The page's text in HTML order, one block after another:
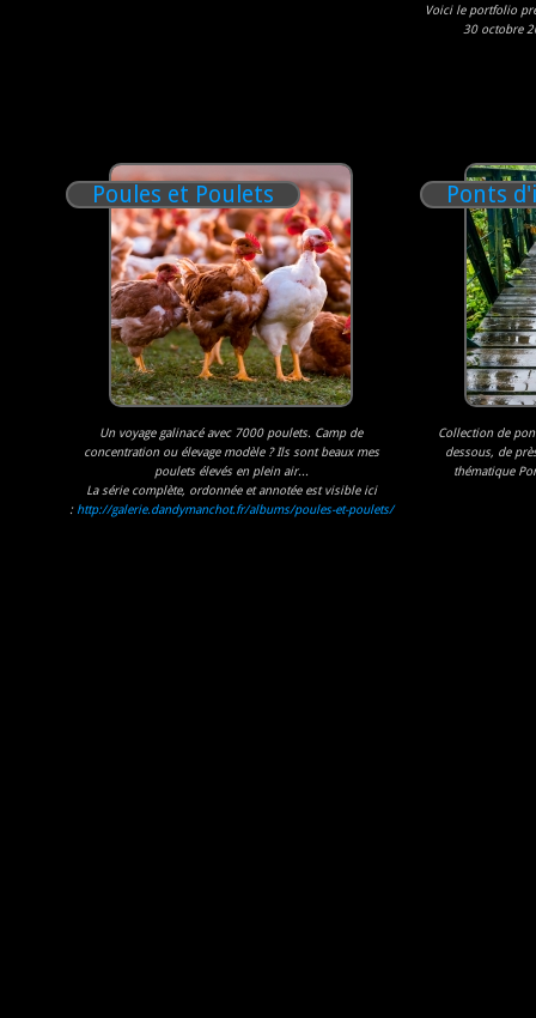
Voici le portfolio
30 octobre
Poules et Poulets
Un voyage galinacé avec 7000 poulets. Camp de
concentration ou élevage modèle ? Ils sont beaux mes
poulets élevés en plein air...
La série complète, ordonnée et annotée est visible ici
: http://galerie.dandymanchot.fr/albums/poules-et-poulets/
Ponts
Collection de
dessous, de
thématique